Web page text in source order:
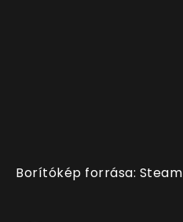
Borítókép forrása: Steam